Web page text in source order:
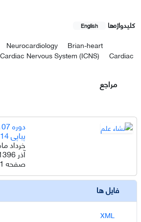
کلیدواژه‌ها English
Neurocardiology
Brian-heart
Nervous System (ICNS)
Cardiac
مراجع
پیاپی 14
خرداد ماه
آذر 1396
صفحه
فایل ها
XML